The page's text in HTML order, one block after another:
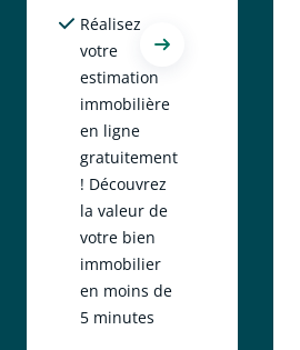
Réalisez
votre
estimation
immobilière
en ligne
gratuitement
! Découvrez
la valeur de
votre bien
immobilier
en moins de
5 minutes